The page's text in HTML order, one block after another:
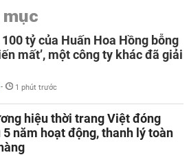
mục
tỷ của Huấn Hoa Hồng bỗng
mất’, một công ty khác đã giải
- 1 phút trước
hiệu thời trang Việt đóng
5 năm hoạt động, thanh lý toàn